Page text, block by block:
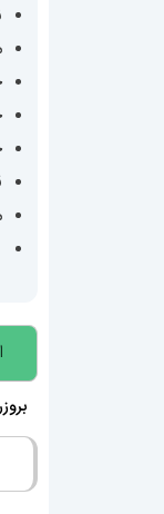
ساعت
مچی
مردانه
اودمار